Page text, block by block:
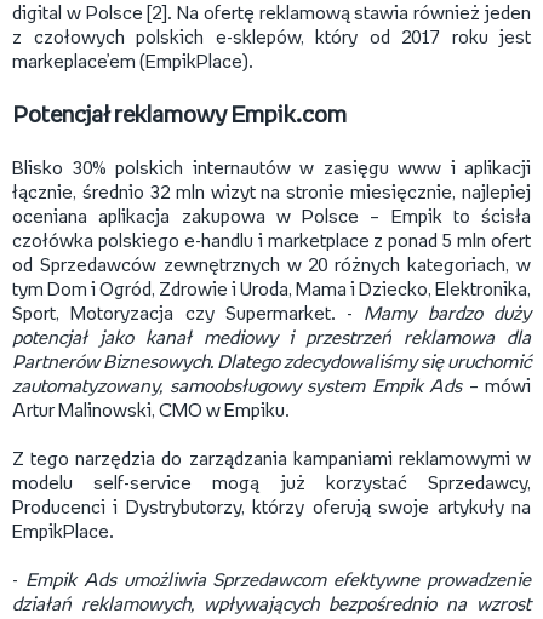
digital w Polsce [2]. Na ofertę reklamową stawia również jeden
z czołowych polskich e-sklepów, który od 2017 roku jest
markeplace’em (EmpikPlace).
Potencjał reklamowy Empik.com
Blisko 30% polskich internautów w zasięgu www i aplikacji
łącznie, średnio 32 mln wizyt na stronie miesięcznie, najlepiej
oceniana aplikacja zakupowa w Polsce – Empik to ścisła
czołówka polskiego e-handlu i marketplace z ponad 5 mln ofert
od Sprzedawców zewnętrznych w 20 różnych kategoriach, w
tym Dom i Ogród, Zdrowie i Uroda, Mama i Dziecko, Elektronika,
Sport, Motoryzacja czy Supermarket. - Mamy bardzo duży
potencjał jako kanał mediowy i przestrzeń reklamowa dla
Partnerów Biznesowych. Dlatego zdecydowaliśmy się uruchomić
zautomatyzowany, samoobsługowy system Empik Ads– mówi
Artur Malinowski, CMO w Empiku.
Z tego narzędzia do zarządzania kampaniami reklamowymi w
modelu self-service mogą już korzystać Sprzedawcy,
Producenci i Dystrybutorzy, którzy oferują swoje artykuły na
EmpikPlace.
- Empik Ads umożliwia Sprzedawcom efektywne prowadzenie
działań reklamowych, wpływających bezpośrednio na wzrost